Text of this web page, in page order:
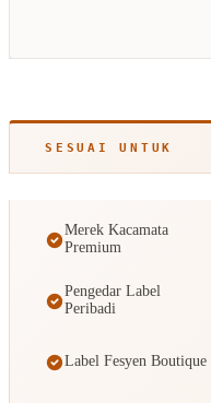
SESUAI UNTUK
Merek Kacamata
Premium
Pengedar Label
Peribadi
Label Fesyen Boutique